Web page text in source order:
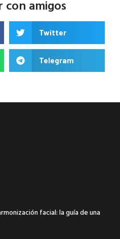
amigos
Twitter
Telegram
facial: la guía de una